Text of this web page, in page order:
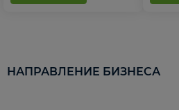
НАПРАВЛЕНИЕ БИЗНЕСА